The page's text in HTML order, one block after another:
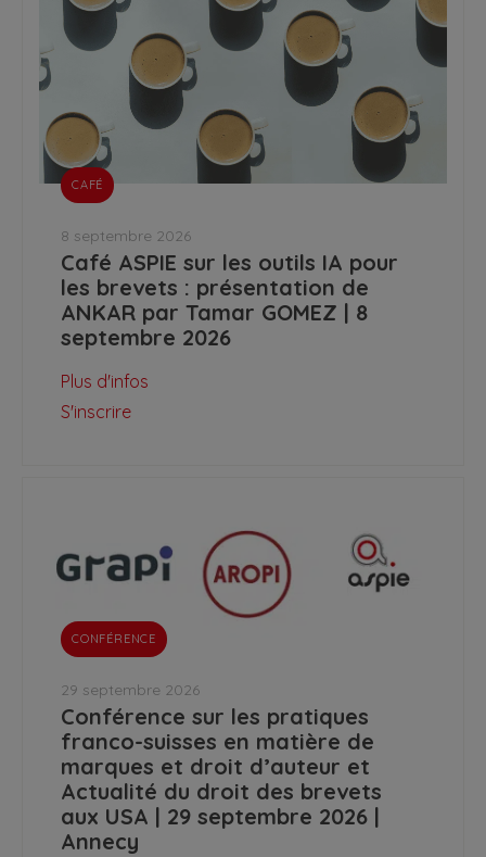
CAFÉ
8 septembre 2026
Café ASPIE sur les outils IA pour
les brevets : présentation de
ANKAR par Tamar GOMEZ | 8
septembre 2026
Plus d'infos
S'inscrire
CONFÉRENCE
29 septembre 2026
Conférence sur les pratiques
franco-suisses en matière de
marques et droit d’auteur et
Actualité du droit des brevets
aux USA | 29 septembre 2026 |
Annecy